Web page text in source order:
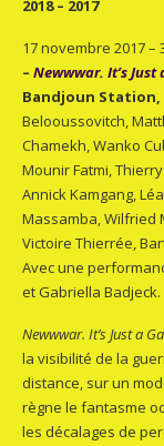
2018 – 2017
17 novembre 2017 –
–Newwwar. It’s Just
Bandjoun Station,
Belooussovitch,
Chamekh, Wanko
Mounir Fatmi,
Annick Kamgang,
Massamba, Wilfried
Victoire Thierrée,
Avec une
et Gabriella Badjeck.
Newwwar. It’s Just a
la visibilité de la
distance, sur un
règne le fantasme
les décalages de